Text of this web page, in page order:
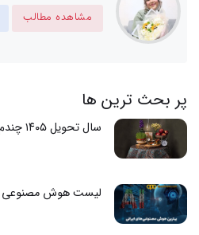
مشاهده مطالب
پر بحث ترین ها
سال تحویل ۱۴۰۵ چندم رمضانه
لیست هوش مصنوعی